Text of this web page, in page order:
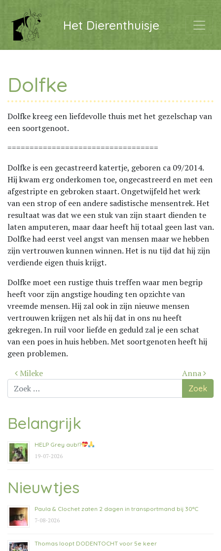
Het Dierenthuisje
Dolfke
Dolfke kreeg een liefdevolle thuis met het gezelschap van
een soortgenoot.
==================================
Dolfke is een gecastreerd katertje, geboren ca 09/2014.
Hij kwam erg onderkomen toe, ongecastreerd en met een
afgestripte en gebroken staart. Ongetwijfeld het werk
van een strop of een andere sadistische mensentrek. Het
resultaat was dat we een stuk van zijn staart dienden te
laten amputeren, maar daar heeft hij totaal geen last van.
Dolfke had eerst veel angst van mensen maar we hebben
zijn vertrouwen kunnen winnen. Het is nu tijd dat hij zijn
verdiende eigen thuis krijgt.
Dolfke moet een rustige thuis treffen waar men begrip
heeft voor zijn angstige houding ten opzichte van
vreemde mensen. Hij zal ook in zijn nieuwe mensen
vertrouwen krijgen net als hij dat in ons nu heeft
gekregen. In ruil voor liefde en geduld zal je een schat
van een poes in huis hebben. Met soortgenoten heeft hij
geen problemen.
Bericht
navigatie
Mileke
Anna
Zoek
naar:
Belangrijk
HELP Grey aub!?
19-07-2026
Nieuwtjes
Paula & Clochet zaten 2 dagen in transportmand bij 30°C
7-08-2026
Thomas loopt DODENTOCHT voor 5e keer